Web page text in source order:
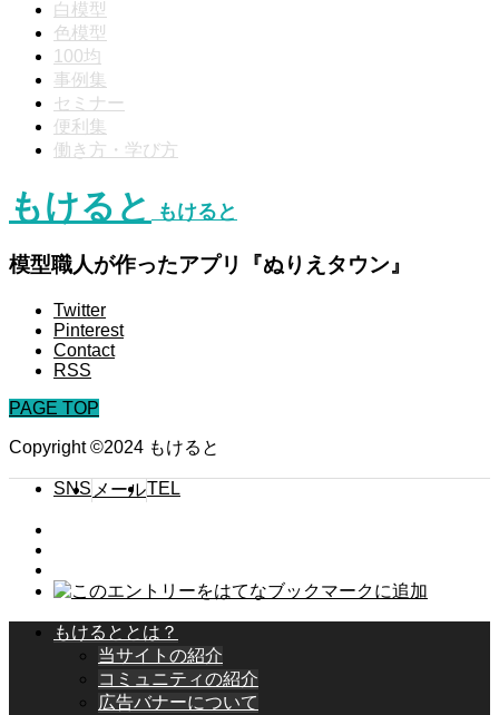
白模型
色模型
100均
事例集
セミナー
便利集
働き方・学び方
もけると もけると
模型職人が作ったアプリ『ぬりえタウン』
Twitter
Pinterest
Contact
RSS
PAGE TOP
Copyright ©2024 もけると
SNS メールTEL
もけるととは？
当サイトの紹介
コミュニティの紹介
広告バナーについて